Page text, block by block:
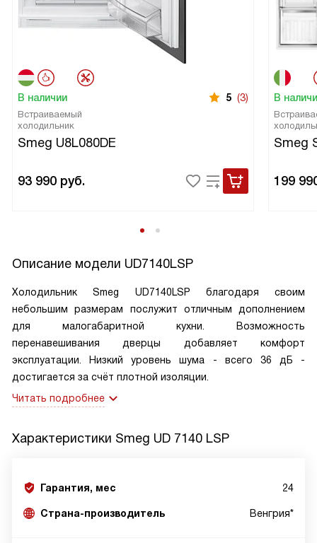
В наличии 5 (3)
Встраиваемый
холодильник
Smeg U8L080DE
93 990 руб.
В
Smeg
199
Описание модели UD7140LSP
Холодильник Smeg UD7140LSP благодаря своим
небольшим размерам послужит отличным дополнением
для малогабаритной кухни. Возможность
перенавешивания дверцы добавляет комфорт
эксплуатации. Низкий уровень шума - всего 36 дБ -
достигается за счёт плотной изоляции.
Читать подробнее
Характеристики Smeg UD 7140 LSP
Гарантия, мес 24
Страна-производитель Венгрия*